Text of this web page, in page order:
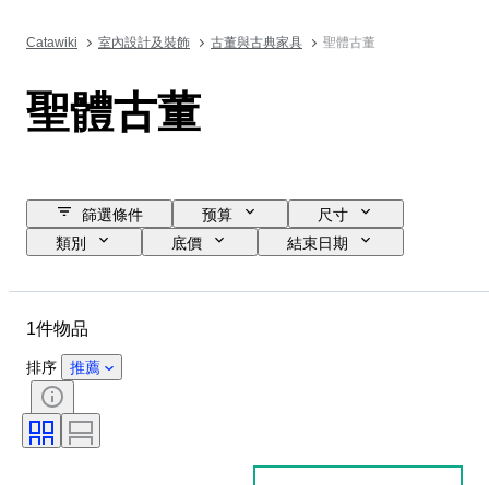
Catawiki 室內設計及裝飾 古董與古典家具 聖體古董
聖體古董
篩選條件 预算
尺寸
類別
底價
結束日期
1件物品
排序 推薦